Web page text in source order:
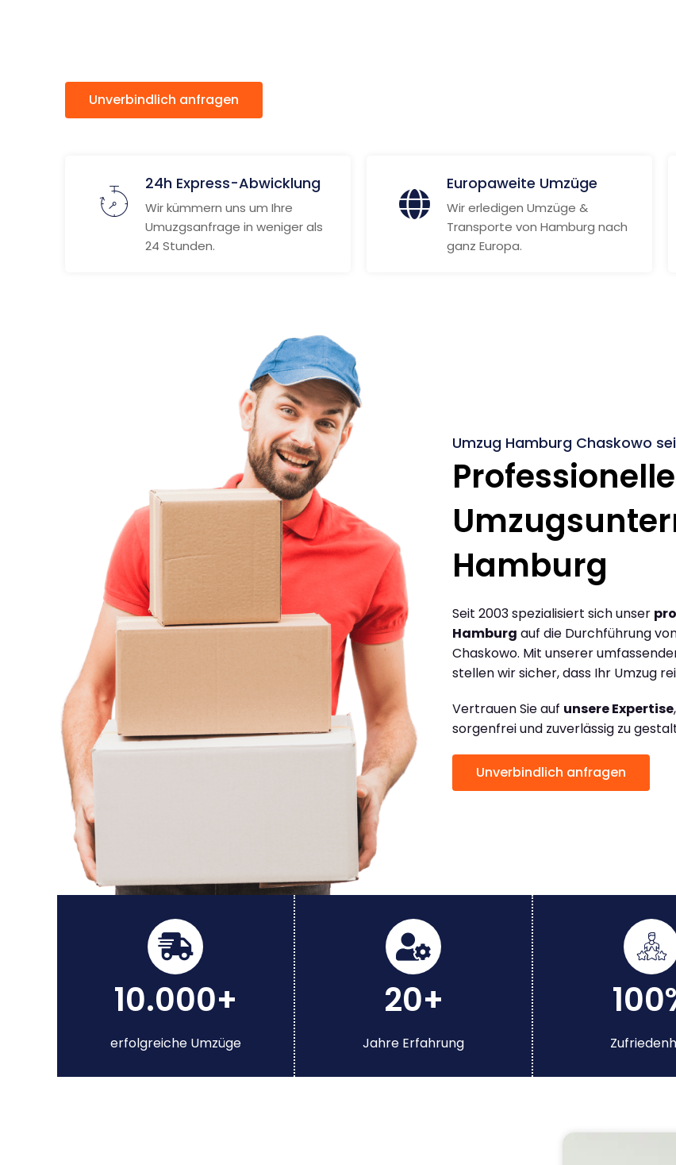
Unverbindlich anfragen
24h Express-Abwicklung
Wir kümmern uns um Ihre
Umuzgsanfrage in weniger als
24 Stunden.
Europaweite Umzüge
Wir erledigen Umzüge &
Transporte von Hamburg nach
ganz Europa.
Umzug Hamburg Chaskowo
Hamburg
Seit 2003 spezialisiert sich unser
Hamburg auf die Durchführung
Chaskowo. Mit unserer
stellen wir sicher, dass Ihr Umzug
Vertrauen Sie auf unsere Expertise
sorgenfrei und zuverlässig zu
Unverbindlich anfragen
10.000+
erfolgreiche Umzüge
20+
Jahre Erfahrung